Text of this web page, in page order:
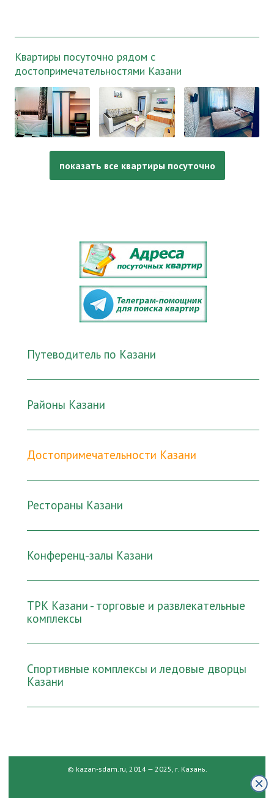
Квартиры посуточно рядом с
достопримечательностями Казани
показать все квартиры посуточно
Путеводитель по Казани
Районы Казани
Достопримечательности Казани
Рестораны Казани
Конференц-залы Казани
ТРК Казани - торговые и развлекательные
комплексы
Спортивные комплексы и ледовые дворцы
Казани
© kazan-sdam.ru, 2014 — 2025, г. Казань.